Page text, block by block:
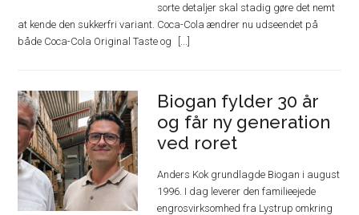
sorte detaljer skal stadig gøre det nemt
at kende den sukkerfri variant. Coca-Cola ændrer nu udseendet på
både Coca-Cola Original Taste og
Biogan fylder 30 år
og får ny generation
ved roret
Anders Kok grundlagde Biogan i august
1996. I dag leverer den familieejede
engrosvirksomhed fra Lystrup omkring